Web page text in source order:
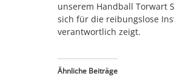
unserem Handball Torwart
sich für die reibungslose
verantwortlich zeigt.
Ähnliche Beiträge